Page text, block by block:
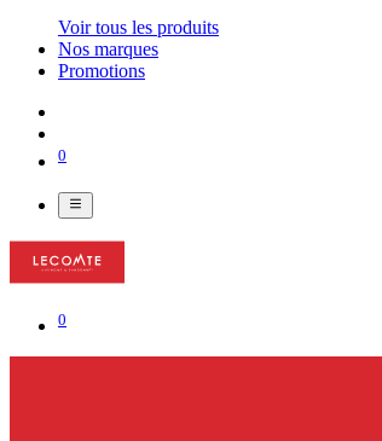
Voir tous les produits
Nos marques
Promotions
0
0